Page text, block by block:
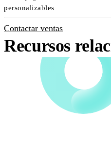
personalizables
Contactar ventas
Recursos